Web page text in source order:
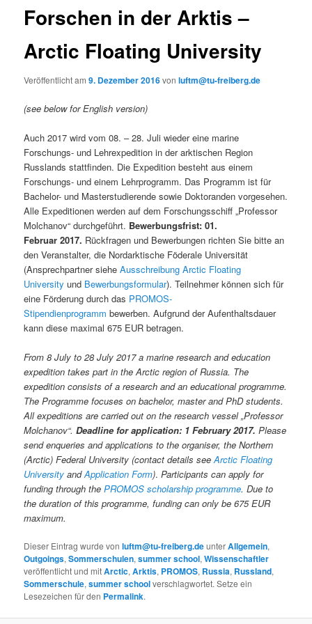
Forschen in der Arktis –
Arctic Floating University
Veröffentlicht am9. Dezember 2016vonluftm@tu-freiberg.de
(see below for English version)
Auch 2017 wird vom 08. – 28. Juli wieder eine marine
Forschungs- und Lehrexpedition in der arktischen Region
Russlands stattfinden. Die Expedition besteht aus einem
Forschungs- und einem Lehrprogramm. Das Programm ist für
Bachelor- und Masterstudierende sowie Doktoranden vorgesehen.
Alle Expeditionen werden auf dem Forschungsschiff „Professor
Molchanov“ durchgeführt. Bewerbungsfrist: 01.
Februar 2017. Rückfragen und Bewerbungen richten Sie bitte an
den Veranstalter, die Nordarktische Föderale Universität
(Ansprechpartner sieheAusschreibung Arctic Floating
University und Bewerbungsformular). Teilnehmer können sich für
eine Förderung durch das PROMOS-
Stipendienprogramm bewerben. Aufgrund der Aufenthaltsdauer
kann diese maximal 675 EUR betragen.
From 8 July to 28 July 2017 a marine research and education
expedition takes part in the Arctic region of Russia. The
expedition consists of a research and an educational programme.
The Programme focuses on bachelor, master and PhD students.
All expeditions are carried out on the research vessel „Professor
Molchanov“.Deadline for application: 1 February 2017.Please
send enqueries and applications to the organiser, the Northern
(Arctic) Federal University (contact details seeArctic Floating
University andApplication Form).Participants can apply for
funding through thePROMOS scholarship programme. Due to
the duration of this programme, funding can only be 675 EUR
maximum.
Dieser Eintrag wurde vonluftm@tu-freiberg.deunterAllgemein,
Outgoings,Sommerschulen,summer school,Wissenschaftler
veröffentlicht und mitArctic,Arktis, PROMOS, Russia, Russland,
Sommerschule,summer schoolverschlagwortet. Setze ein
Lesezeichen für den Permalink.